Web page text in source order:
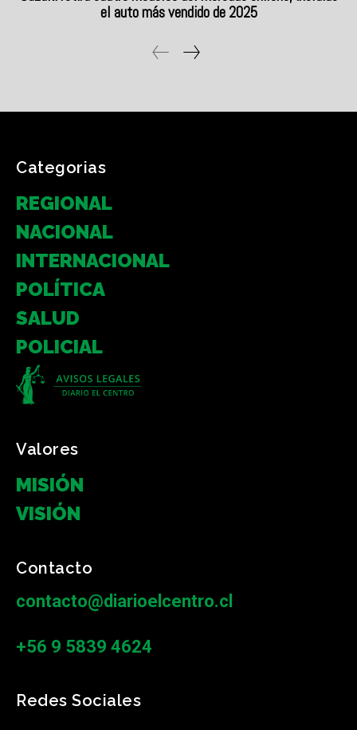
Categorias
REGIONAL
NACIONAL
INTERNACIONAL
POLÍTICA
SALUD
POLICIAL
Valores
MISIÓN
VISIÓN
Contacto
contacto@diarioelcentro.cl
+56 9 5839 4624
Redes Sociales